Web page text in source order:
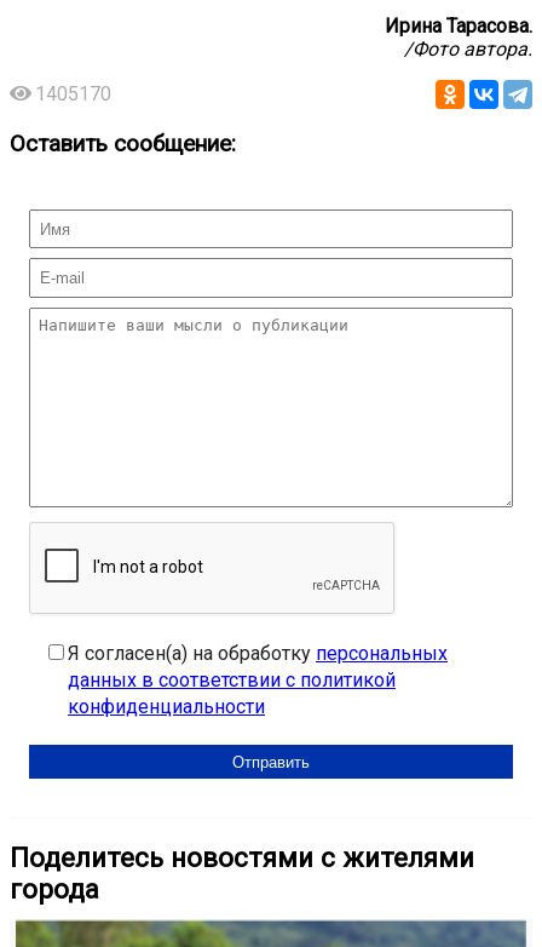
Ирина Тарасова.
/Фото автора.
1405170
Оставить сообщение:
Я согласен(а) на обработку персональных
данных в соответствии с политикой
конфиденциальности
Поделитесь новостями с жителями
города